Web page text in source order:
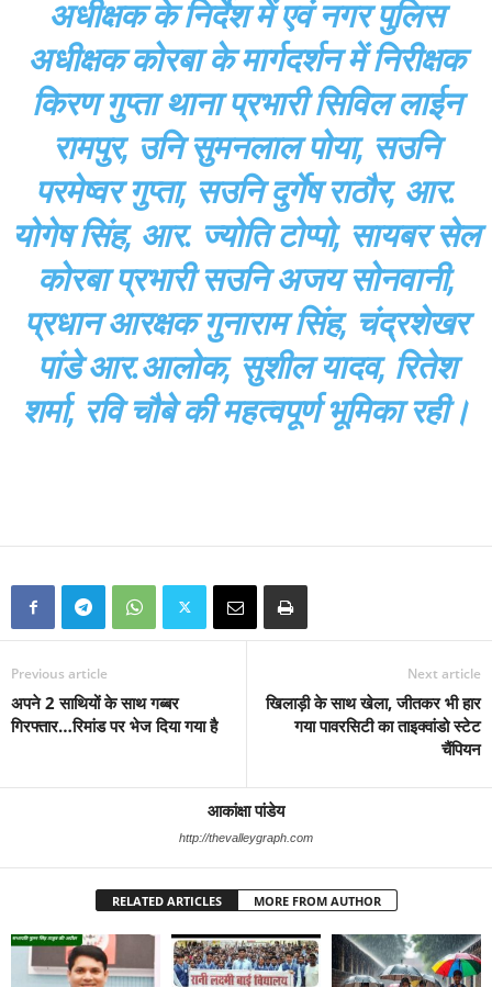
अधीक्षक के निर्देश में एवं नगर पुलिस
अधीक्षक कोरबा के मार्गदर्शन में निरीक्षक
किरण गुप्ता थाना प्रभारी सिविल लाईन
रामपुर, उनि सुमनलाल पोया, सउनि
परमेष्वर गुप्ता, सउनि दुर्गेष राठौर, आर.
योगेष सिंह, आर. ज्योति टोप्पो, सायबर सेल
कोरबा प्रभारी सउनि अजय सोनवानी,
प्रधान आरक्षक गुनाराम सिंह, चंद्रशेखर
पांडे आर.आलोक, सुशील यादव, रितेश
शर्मा, रवि चौबे की महत्वपूर्ण भूमिका रही।
Previous article
अपने 2 साथियों के साथ गब्बर
गिरफ्तार…रिमांड पर भेज दिया गया है
Next article
खिलाड़ी के साथ खेला, जीतकर भी हार
गया पावरसिटी का ताइक्वांडो स्टेट
चैंपियन
आकांक्षा पांडेय
http://thevalleygraph.com
RELATED ARTICLES MORE FROM AUTHOR